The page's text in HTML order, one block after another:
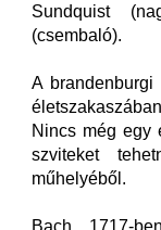
Sundquist
(csembaló).
A
Nincs még egy
szviteket
műhelyéből.
Bach 1717-